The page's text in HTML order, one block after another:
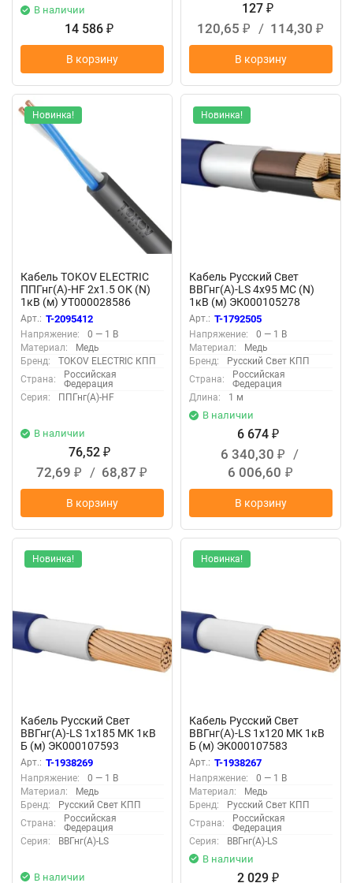
В наличии
14 586 ₽
В корзину
127 ₽
120,65 ₽ / 114,30 ₽
В корзину
Новинка!
Кабель TOKOV ELECTRIC
ППГнг(А)-HF 2х1.5 ОК (N)
1кВ (м) УТ000028586
Арт.: T-2095412
Напряжение:
0 — 1 В
Материал:
Медь
Бренд:
TOKOV ELECTRIC КПП
Страна:
Российская
Федерация
Серия:
ППГнг(А)-HF
В наличии
76,52 ₽
72,69 ₽ / 68,87 ₽
В корзину
Новинка!
Кабель Русский Свет
ВВГнг(А)-LS 4х95 МС (N)
1кВ (м) ЭК000105278
Арт.: T-1792505
Напряжение:
0 — 1 В
Материал:
Медь
Бренд:
Русский Свет КПП
Страна:
Российская
Федерация
Длина:
1 м
В наличии
6 674 ₽
6 340,30 ₽
/
6 006,60 ₽
В корзину
Новинка!
Кабель Русский Свет
ВВГнг(А)-LS 1х185 МК 1кВ
Б (м) ЭК000107593
Арт.: T-1938269
Напряжение:
0 — 1 В
Материал:
Медь
Бренд:
Русский Свет КПП
Страна:
Российская
Федерация
Серия:
ВВГнг(А)-LS
В наличии
Новинка!
Кабель Русский Свет
ВВГнг(А)-LS 1х120 МК 1кВ
Б (м) ЭК000107583
Арт.: T-1938267
Напряжение:
0 — 1 В
Материал:
Медь
Бренд:
Русский Свет КПП
Страна:
Российская
Федерация
Серия:
ВВГнг(А)-LS
В наличии
2 029 ₽